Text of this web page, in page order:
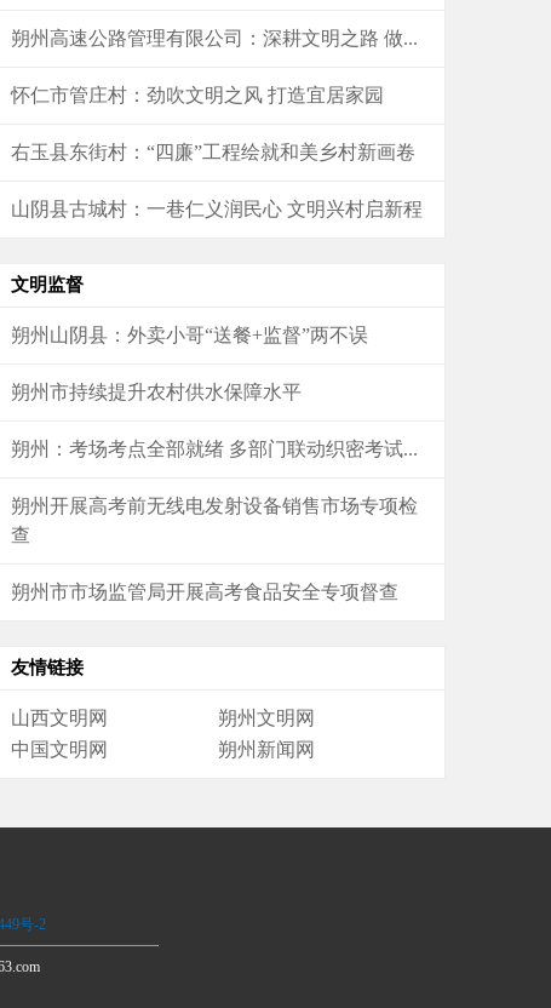
朔州高速公路管理有限公司：深耕文明之路 做...
怀仁市管庄村：劲吹文明之风 打造宜居家园
右玉县东街村：“四廉”工程绘就和美乡村新画卷
山阴县古城村：一巷仁义润民心 文明兴村启新程
文明监督
朔州山阴县：外卖小哥“送餐+监督”两不误
朔州市持续提升农村供水保障水平
朔州：考场考点全部就绪 多部门联动织密考试...
朔州开展高考前无线电发射设备销售市场专项检
查
朔州市市场监管局开展高考食品安全专项督查
友情链接
山西文明网
朔州文明网
中国文明网
朔州新闻网
号-2